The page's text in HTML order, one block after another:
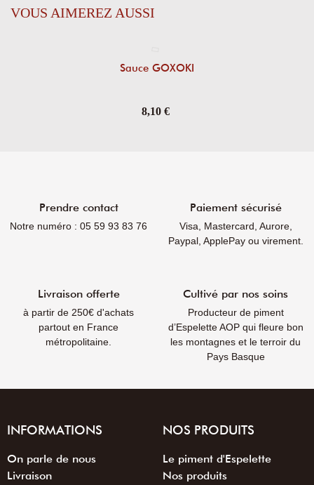
VOUS AIMEREZ AUSSI
Sauce GOXOKI
8,10 €
Prendre contact
Notre numéro : 05 59 93 83 76
Paiement sécurisé
Visa, Mastercard, Aurore,
Paypal, ApplePay ou virement.
Livraison offerte
à partir de 250€ d'achats
partout en France
métropolitaine.
Cultivé par nos soins
Producteur de piment
d’Espelette AOP qui fleure bon
les montagnes et le terroir du
Pays Basque
INFORMATIONS
On parle de nous
Livraison
NOS PRODUITS
Le piment d'Espelette
Nos produits